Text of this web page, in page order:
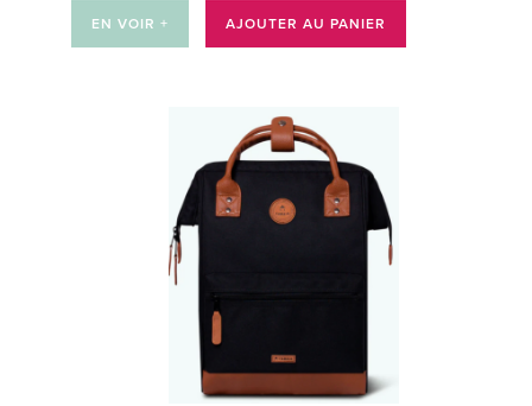
EN VOIR + AJOUTER AU PANIER